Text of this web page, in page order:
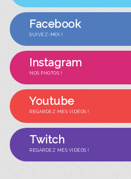
Facebook
SUIVEZ-MOI !
Instagram
NOS PHOTOS !
Youtube
REGARDEZ MES VIDÉOS !
Twitch
REGARDEZ MES VIDÉOS !